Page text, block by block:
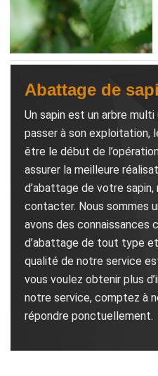
Abattage de
Un sapin est un arbre
passer à son exploitation,
être le début de
assurer la meilleure
d’abattage de votre
contacter. Nous sommes
avons des connaissances
d’abattage de tout type
qualité de notre service
vous voulez obtenir plus
notre service, comptez à
répondre ponctuellement.